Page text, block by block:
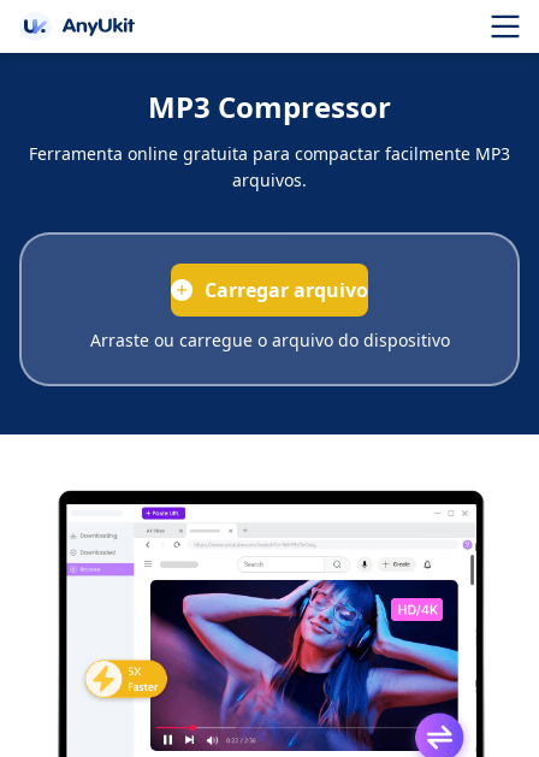
MP3 Compressor
Ferramenta online gratuita para compactar facilmente MP3
arquivos.
Carregar arquivo
Arraste ou carregue o arquivo do dispositivo